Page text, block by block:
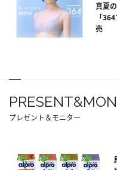
真夏
「
売
プレゼント＆モニター